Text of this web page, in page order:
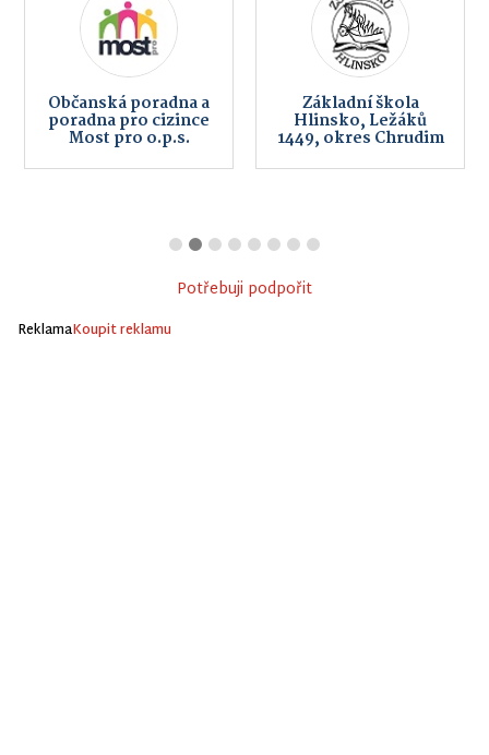
Občanská poradna a
poradna pro cizince
Most pro o.p.s.
Základní škola
Hlinsko, Ležáků
1449, okres Chrudim
Potřebuji podpořit
ReklamaKoupit reklamu